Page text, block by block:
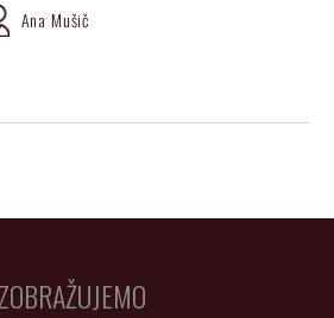
Ana Mušič